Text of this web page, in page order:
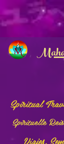
google-site-verification:
Spiritual
Spirituelle
Viajes,